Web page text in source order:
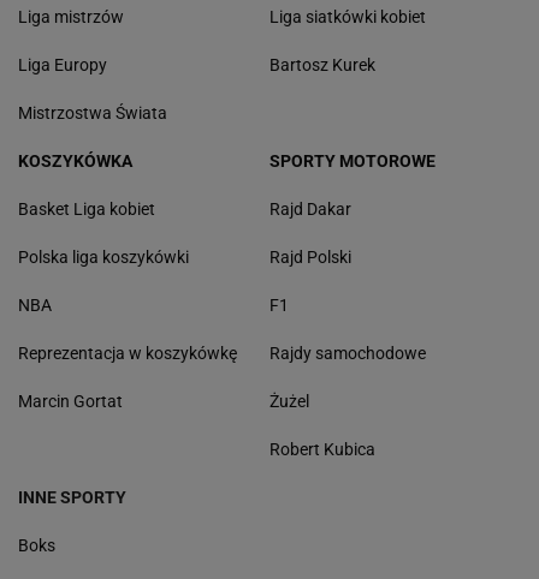
Liga mistrzów
Liga Europy
Mistrzostwa Świata
Liga siatkówki kobiet
Bartosz Kurek
KOSZYKÓWKA
Basket Liga kobiet
Polska liga koszykówki
NBA
Reprezentacja w koszykówkę
Marcin Gortat
SPORTY MOTOROWE
Rajd Dakar
Rajd Polski
F1
Rajdy samochodowe
Żużel
Robert Kubica
INNE SPORTY
Boks